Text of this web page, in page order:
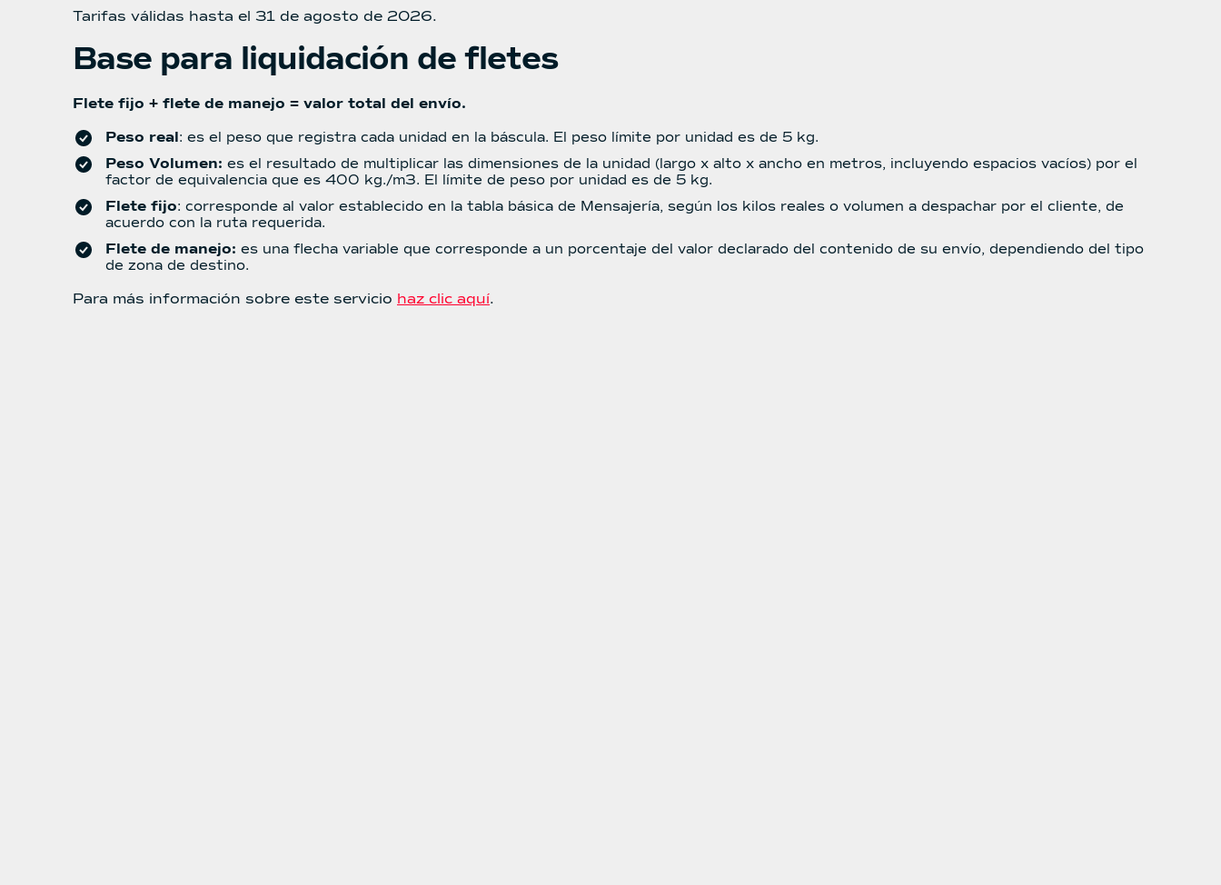
Tarifas válidas hasta el 31 de agosto de 2026.
Base para liquidación de fletes
Flete fijo + flete de manejo = valor total del envío.
Peso real : es el peso que registra cada unidad en la báscula. El peso límite por unidad es de 5 kg.
Peso Volumen: es el resultado de multiplicar las dimensiones de la unidad (largo x alto x ancho en metros, incluyendo espacios vacíos) por el
factor de equivalencia que es 400 kg./m3. El límite de peso por unidad es de 5 kg.
Flete fijo: corresponde al valor establecido en la tabla básica de Mensajería, según los kilos reales o volumen a despachar por el cliente, de
acuerdo con la ruta requerida.
Flete de manejo: es una flecha variable que corresponde a un porcentaje del valor declarado del contenido de su envío, dependiendo del tipo
de zona de destino.
Para más información sobre este servicio haz clic aquí.